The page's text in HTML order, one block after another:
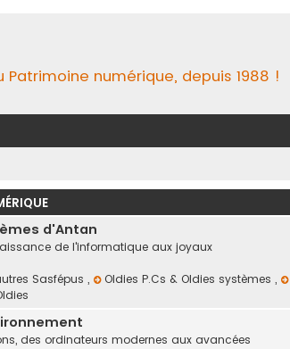
numérique, depuis 1988 !
d'Antan
de l'informatique aux joyaux
Sasfépus , Oldies P.Cs & Oldies systèmes ,
des ordinateurs modernes aux avancées